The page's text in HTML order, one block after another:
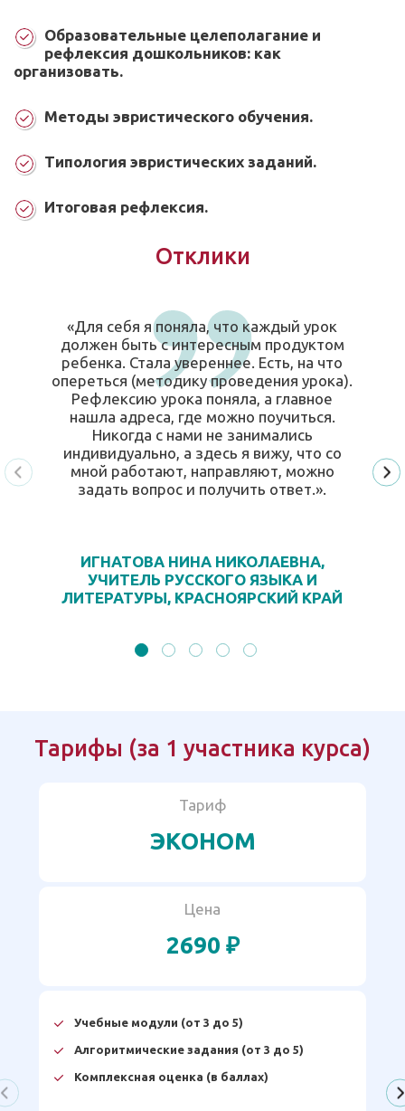
Образовательные целеполагание и
рефлексия дошкольников: как
организовать.
Методы эвристического обучения.
Типология эвристических заданий.
Итоговая рефлексия.
Отклики
«Для себя я поняла, что каждый урок
должен быть с интересным продуктом
ребенка. Стала увереннее. Есть, на что
опереться (методику проведения урока).
Рефлексию урока поняла, а главное
нашла адреса, где можно поучиться.
Никогда с нами не занимались
индивидуально, а здесь я вижу, что со
мной работают, направляют, можно
задать вопрос и получить ответ.».
ИГНАТОВА НИНА НИКОЛАЕВНА,
УЧИТЕЛЬ РУССКОГО ЯЗЫКА И
ЛИТЕРАТУРЫ, КРАСНОЯРСКИЙ КРАЙ
Тарифы (за 1 участника курса)
Тариф
ЭКОНОМ
Цена
2690 ₽
Учебные модули (от 3 до 5)
Алгоритмические задания (от 3 до 5)
Комплексная оценка (в баллах)